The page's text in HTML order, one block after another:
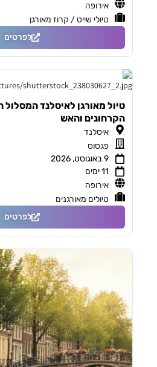
אירופה
טיולי שייט / קרוז מאורגן
לפרטים
טיול מאורגן לאיסלנד
הקרחונים והאש
איסלנד
פגסוס
9 באוגוסט, 2026
11 ימים
אירופה
טיולים מאורגנים
לפרטים